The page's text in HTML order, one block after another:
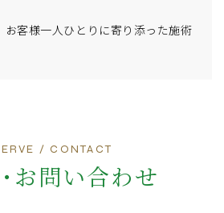
客様一人ひとりに寄り添った施術
/ CONTACT
お問い合わせ